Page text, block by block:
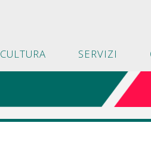
CULTURA SERVIZI